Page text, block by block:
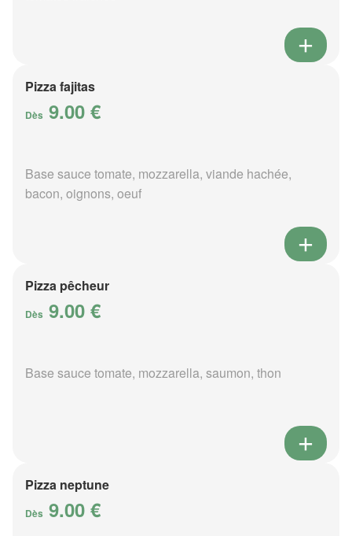
Pizza fajitas
Dès 9.00 €
Base sauce tomate, mozzarella, viande hachée,
bacon, oignons, oeuf
Pizza pêcheur
Dès 9.00 €
Base sauce tomate, mozzarella, saumon, thon
Pizza neptune
Dès 9.00 €